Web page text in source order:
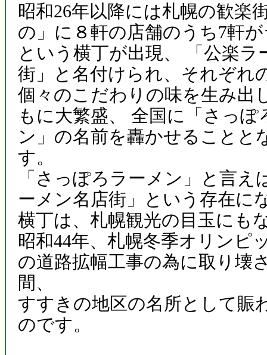
昭和26年以降には札幌の歓楽
の」に８軒の店舗のうち7軒
という横丁が出現、 「公楽ラ
街」と名付けられ、それぞれ
個々のこだわりの味を生み出
もに大繁盛、 全国に「さっぽ
ン」の名前を轟かせることと
す。
「さっぽろラーメン」と言え
ーメン名店街」という存在に
横丁は、札幌観光の目玉にも
昭和44年、札幌冬季オリンピ
の道路拡幅工事の為に取り壊
間、
すすきの地区の名所として賑
のです。